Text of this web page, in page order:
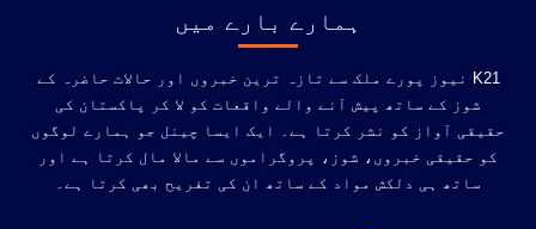
ہمارے بارے میں
K21 نیوز پورے ملک سے تازہ ترین خبروں اور حالات حاضرہ کے
شوز کے ساتھ پیش آنے والے واقعات کو لا کر پاکستان کی
حقیقی آواز کو نشر کرتا ہے۔ ایک ایسا چینل جو ہمارے لوگوں
کو حقیقی خبروں، شوز، پروگراموں سے مالا مال کرتا ہے اور
ساتھ ہی دلکش مواد کے ساتھ ان کی تفریح ​​بھی کرتا ہے۔